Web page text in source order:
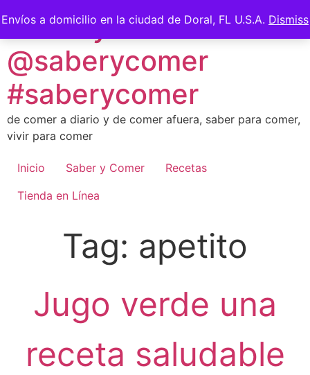
Envíos a domicilio en la ciudad de Doral, FL U.S.A. Dismiss
to
content
Saber y Comer -
@saberycomer
#saberycomer
de comer a diario y de comer afuera, saber para comer,
vivir para comer
Inicio Saber y Comer
Recetas
Tienda en Línea
Tag: apetito
Jugo verde una
receta saludable